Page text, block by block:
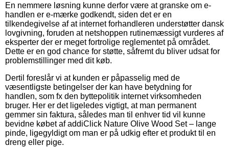
En nemmere løsning kunne derfor være at granske om e-
handlen er e-mærke godkendt, siden det er en
tilkendegivelse af at internet forhandleren understøtter dansk
lovgivning, foruden at netshoppen rutinemæssigt vurderes af
eksperter der er meget fortrolige reglementet på området.
Dette er en god chance for støtte, såfremt du bliver udsat for
problemstillinger med dit køb.
Dertil foreslår vi at kunden er påpasselig med de
væsentligste betingelser der kan have betydning for
handlen, som fx den byttepolitik internet virksomheden
bruger. Her er det ligeledes vigtigt, at man permanent
gemmer sin faktura, således man til enhver tid vil kunne
bevidne købet af addiClick Nature Olive Wood Set – lange
pinde, ligegyldigt om man er på udkig efter et produkt til en
dreng eller pige.